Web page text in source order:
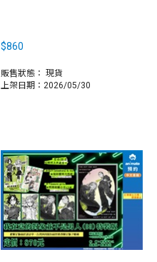
$860
販售狀態： 現貨
上架日期：2026/05/30